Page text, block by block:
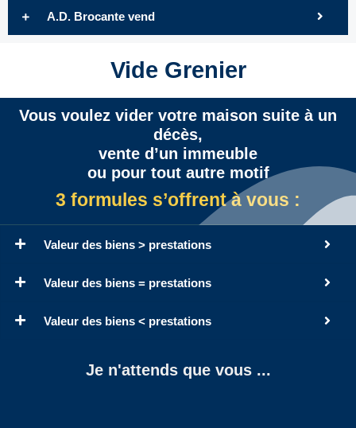
A.D. Brocante vend
Vide Grenier
Vous voulez vider votre maison suite à un
décès,
vente d’un immeuble
ou pour tout autre motif
3 formules s’offrent à vous :
Valeur des biens > prestations
Valeur des biens = prestations
Valeur des biens < prestations
Je n'attends que vous ...